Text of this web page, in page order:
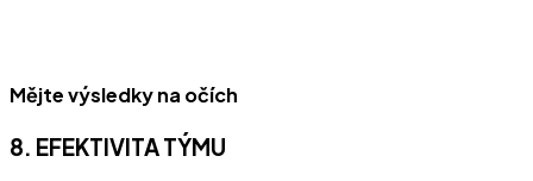
Mějte výsledky na očích
8. EFEKTIVITA TÝMU